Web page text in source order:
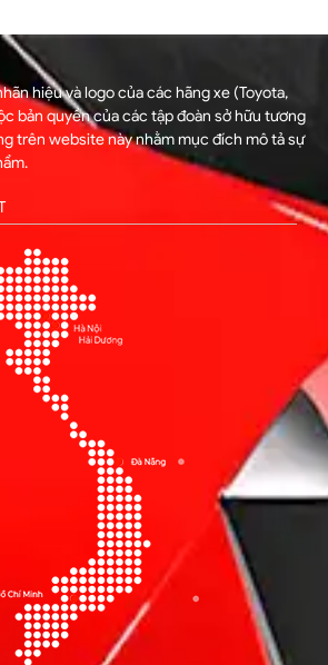
hiệu và logo của các hãng xe (Toyota,
bản quyền của các tập đoàn sở hữu tương
trên website này nhằm mục đích mô tả sự